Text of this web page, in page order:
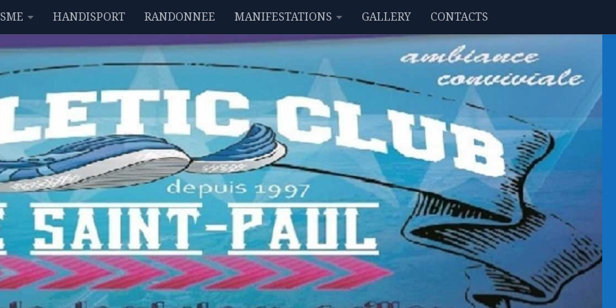
HANDISPORT RANDONNEE MANIFESTATIONS GALLERY CONTACTS